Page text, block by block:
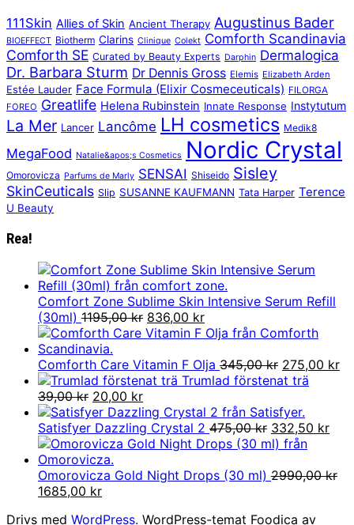
111Skin Allies of Skin Ancient Therapy Augustinus Bader
BIOEFFECT Biotherm Clarins Clinique Colekt Comforth Scandinavia
Comforth SE Curated by Beauty Experts Darphin Dermalogica
Dr. Barbara Sturm Dr Dennis Gross Elemis Elizabeth Arden
Estée Lauder Face Formula (Elixir Cosmeceuticals) FILORGA
FOREO Greatlife Helena Rubinstein Innate Response Instytutum
La Mer Lancer Lancôme LH cosmetics Medik8
MegaFood Natalie&apos;s Cosmetics Nordic Crystal
Omorovicza Parfums de Marly SENSAI Shiseido Sisley
SkinCeuticals Slip SUSANNE KAUFMANN Tata Harper Terence
U Beauty
Rea!
Comfort Zone Sublime Skin Intensive Serum Refill
(30ml) 1195,00kr Det
ursprungliga
var:
1195,00 kr.
836,00 krDet
nuvarande
är:
836,00 kr.
Comforth Care Vitamin F Olja 345,00kr Det
var:
345,00 kr.
275,00 kr
Trumlad förstenat trä
39,00kr Det
ursprungliga
priset
var:
39,00 kr.
20,00 krDet
nuvarande
priset
är:
Satisfyer Dazzling Crystal 2 475,00kr Det
ursprungliga
var:
332,50 krDet
är:
Omorovicza Gold Night Drops (30 ml) 2990,00kr
Det
1685,00 krDet
Drivs med WordPress. WordPress-temat Foodica av